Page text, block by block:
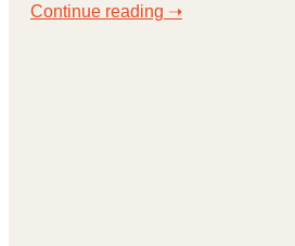
Continue reading ➝